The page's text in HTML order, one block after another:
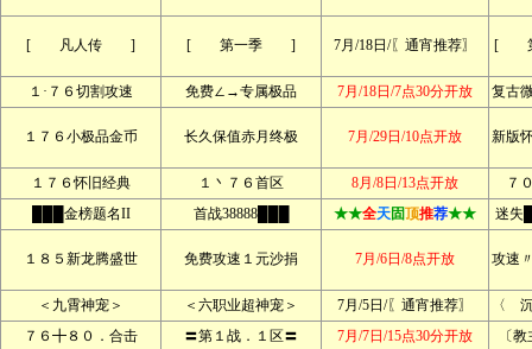
[ 凡人传 ] [ 第一季 ] 7月/18日/〖通宵推荐〗 [
１·７６切割攻速 免费∠→专属极品 7月/18日/7点30分开放 复古
１７６小极品金币 长久保值赤月终极 7月/29日/10点开放 新版
１７６怀旧经典 １丶７６首区 8月/8日/13点开放
７
███金榜题名II
首战38888███ ★★全天固顶推荐★★ 迷失
１８５新龙腾盛世 免费攻速１元沙捐 7月/6日/8点开放 攻速
＜九霄神宠＞ ＜六职业超神宠＞ 7月/5日/〖通宵推荐〗
〈
７６╋８０．合击
〓第１战．１区〓 7月/7日/15点30分开放
〔